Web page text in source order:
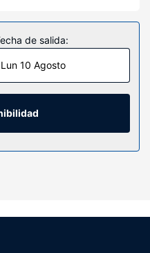
en esta casa de campo
tendrás una
el aire, puedes salir a su
su parte, la cocina te
platos. Tendrás una
una zona para barbacoas.
de salida:
Lun 10 Agosto